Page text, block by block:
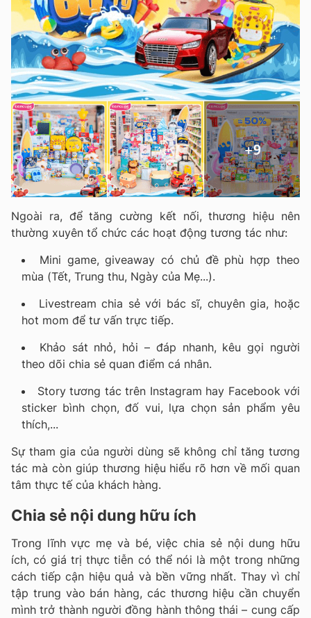
Ngoài ra, để tăng cường kết nối, thương hiệu nên
thường xuyên tổ chức các hoạt động tương tác như:
Mini game, giveaway có chủ đề phù hợp theo
mùa (Tết, Trung thu, Ngày của Mẹ...).
Livestream chia sẻ với bác sĩ, chuyên gia, hoặc
hot mom để tư vấn trực tiếp.
Khảo sát nhỏ, hỏi – đáp nhanh, kêu gọi người
theo dõi chia sẻ quan điểm cá nhân.
Story tương tác trên Instagram hay Facebook với
sticker bình chọn, đố vui, lựa chọn sản phẩm yêu
thích,...
Sự tham gia của người dùng sẽ không chỉ tăng tương
tác mà còn giúp thương hiệu hiểu rõ hơn về mối quan
tâm thực tế của khách hàng.
Chia sẻ nội dung hữu ích
Trong lĩnh vực mẹ và bé, việc chia sẻ nội dung hữu
ích, có giá trị thực tiễn có thể nói là một trong những
cách tiếp cận hiệu quả và bền vững nhất. Thay vì chỉ
tập trung vào bán hàng, các thương hiệu cần chuyển
mình trở thành người đồng hành thông thái – cung cấp